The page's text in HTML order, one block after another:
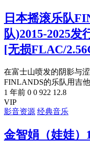
日本摇滚乐队
队)2015-2025
[无损FLAC/
在富士山喷发的阴影与
FINLANDS的乐队用吉
1 年前 0 0 922 12.8
VIP
影音资源 经典音乐
金智娟（娃娃）